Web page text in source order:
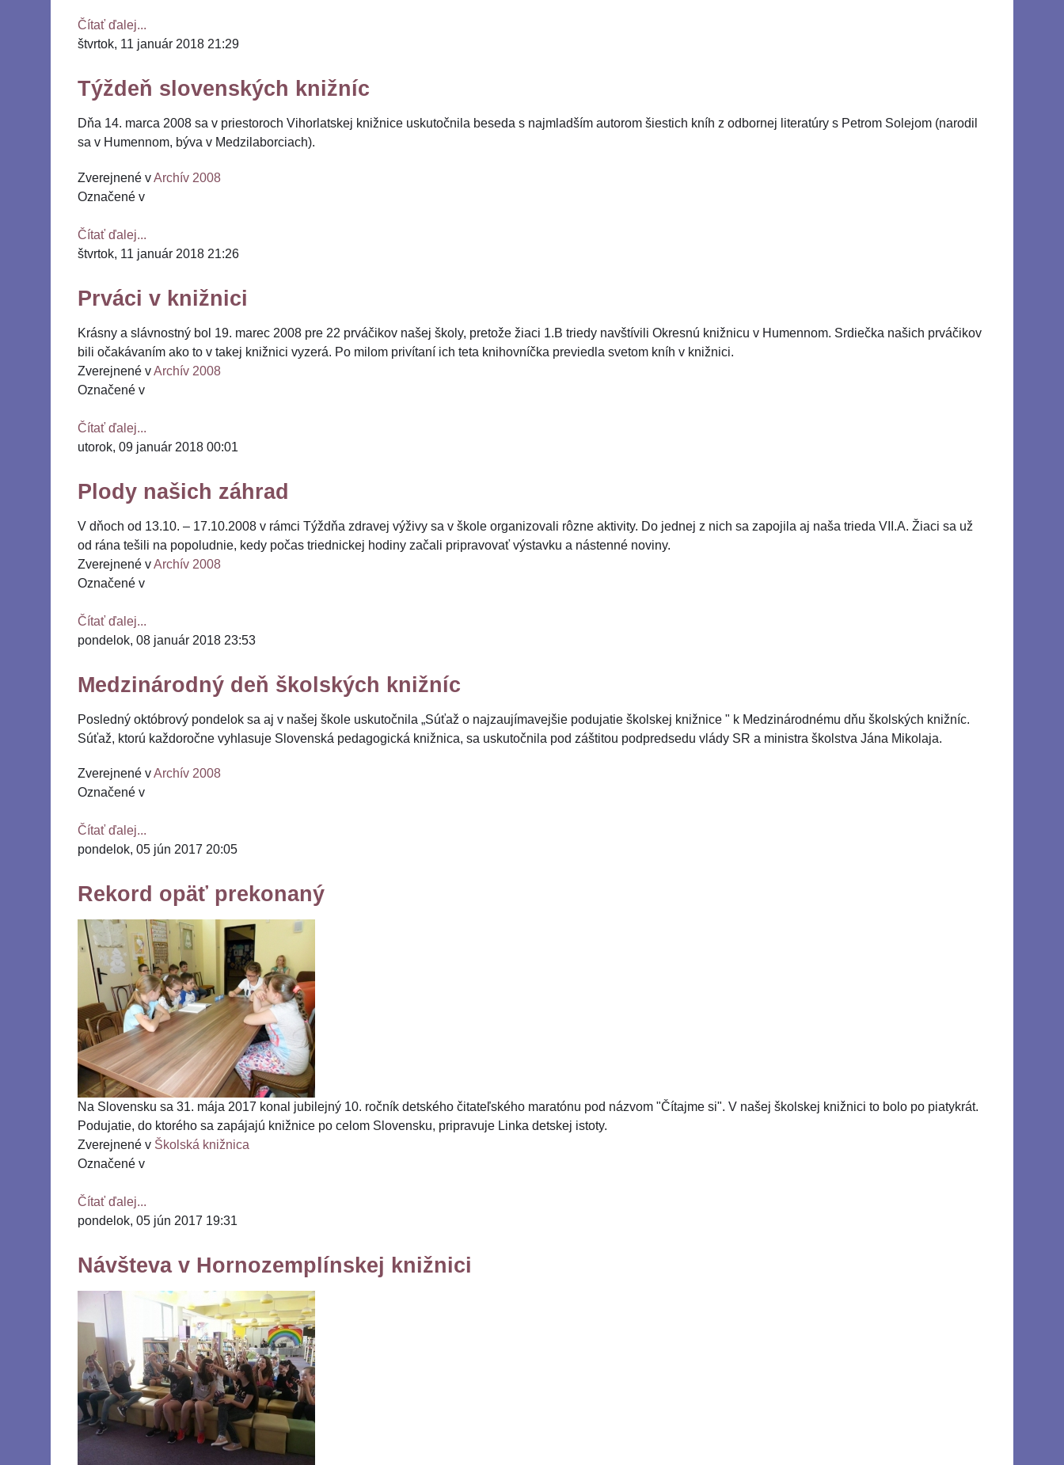
Čítať ďalej...
štvrtok, 11 január 2018 21:29
Týždeň slovenských knižníc
Dňa 14. marca 2008 sa v priestoroch Vihorlatskej knižnice uskutočnila beseda s najmladším autorom šiestich kníh z odbornej literatúry s Petrom Solejom (narodil
sa v Humennom, býva v Medzilaborciach).
Zverejnené vArchív 2008
Označené v
Čítať ďalej...
štvrtok, 11 január 2018 21:26
Prváci v knižnici
Krásny a slávnostný bol 19. marec 2008 pre 22 prváčikov našej školy, pretože žiaci 1.B triedy navštívili Okresnú knižnicu v Humennom. Srdiečka našich prváčikov
bili očakávaním ako to v takej knižnici vyzerá. Po milom privítaní ich teta knihovníčka previedla svetom kníh v knižnici.
Zverejnené vArchív 2008
Označené v
Čítať ďalej...
utorok, 09 január 2018 00:01
Plody našich záhrad
V dňoch od 13.10. – 17.10.2008 v rámci Týždňa zdravej výživy sa v škole organizovali rôzne aktivity. Do jednej z nich sa zapojila aj naša trieda VII.A. Žiaci sa už
od rána tešili na popoludnie, kedy počas triednickej hodiny začali pripravovať výstavku a nástenné noviny.
Zverejnené vArchív 2008
Označené v
Čítať ďalej...
pondelok, 08 január 2018 23:53
Medzinárodný deň školských knižníc
Posledný októbrový pondelok sa aj v našej škole uskutočnila „Súťaž o najzaujímavejšie podujatie školskej knižnice " k Medzinárodnému dňu školských knižníc.
Súťaž, ktorú každoročne vyhlasuje Slovenská pedagogická knižnica, sa uskutočnila pod záštitou podpredsedu vlády SR a ministra školstva Jána Mikolaja.
Zverejnené vArchív 2008
Označené v
Čítať ďalej...
pondelok, 05 jún 2017 20:05
Rekord opäť prekonaný
Na Slovensku sa 31. mája 2017 konal jubilejný 10. ročník detského čitateľského maratónu pod názvom "Čítajme si". V našej školskej knižnici to bolo po piatykrát.
Podujatie, do ktorého sa zapájajú knižnice po celom Slovensku, pripravuje Linka detskej istoty.
Zverejnené v Školská knižnica
Označené v
Čítať ďalej...
pondelok, 05 jún 2017 19:31
Návšteva v Hornozemplínskej knižnici